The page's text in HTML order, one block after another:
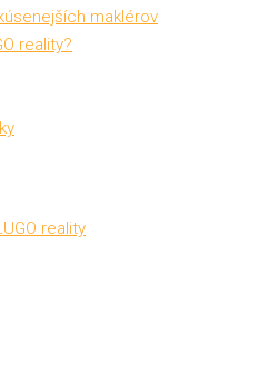
maklérov
reality?
reality